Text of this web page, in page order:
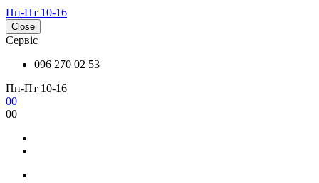
Пн-Пт 10-16
Close
Сервіс
096 270 02 53
Пн-Пт 10-16
00
00